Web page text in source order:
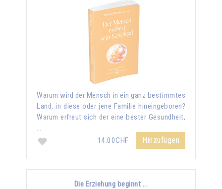
Warum wird der Mensch in ein ganz bestimmtes
Land, in diese oder jene Familie hineingeboren?
Warum erfreut sich der eine bester Gesundheit,
…
14.00CHF
Hinzufügen
Die Erziehung beginnt ...